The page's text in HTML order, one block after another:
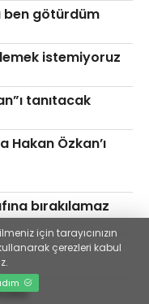
ben götürdüm
istemiyoruz
tanıtacak
Özkan’ı
bırakılamaz
için tarayıcınızın
çerezleri kabul